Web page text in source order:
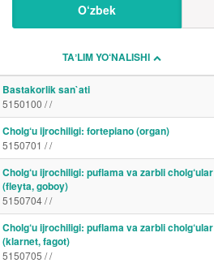
O‘zbek
TAʼLIM YO‘NALISHI
Bastakorlik san`ati
5150100 / /
Cholg‘u ijrochiligi: fortepiano (organ)
5150701 / /
Cholg‘u ijrochiligi: puflama va zarbli cholg‘ular
(fleyta, goboy)
5150704 / /
Cholg‘u ijrochiligi: puflama va zarbli cholg‘ular
(klarnet, fagot)
5150705 / /